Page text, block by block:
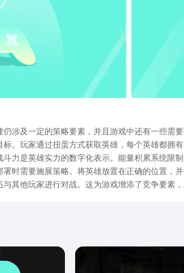
涉及一定的策略要素，并且游戏中还有一些需
。玩家通过扭蛋方式获取英雄，每个英雄都拥
力是英雄实力的数字化表示。能量积累系统限
时需要施展策略。将英雄放置在正确的位置，
其他玩家进行对战。这为游戏增添了竞争要素
动，如“色彩幻影”，为玩家提供特殊挑战、奖
玩法更侧重于收集和升级英雄，但仍融入了策